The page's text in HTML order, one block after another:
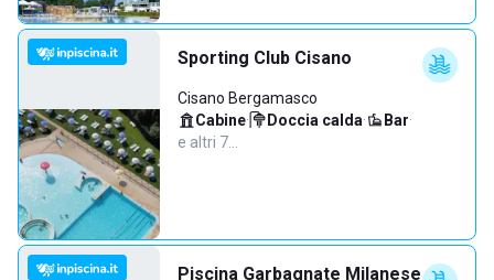
Sporting Club Cisano
Cisano Bergamasco
Cabine· Doccia calda· Bar·
e altri 7…
Piscina Garbagnate Milanese